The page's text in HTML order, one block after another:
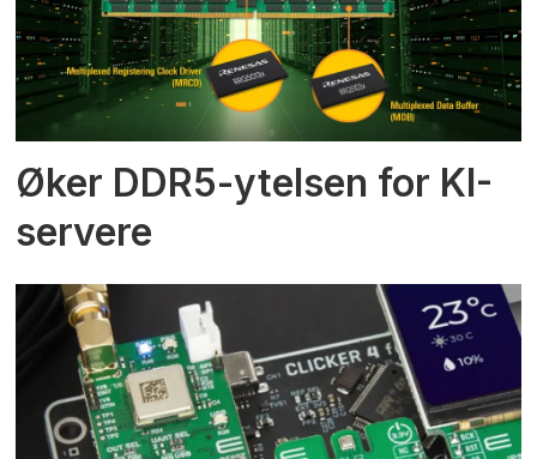
Øker DDR5-ytelsen for KI-
servere